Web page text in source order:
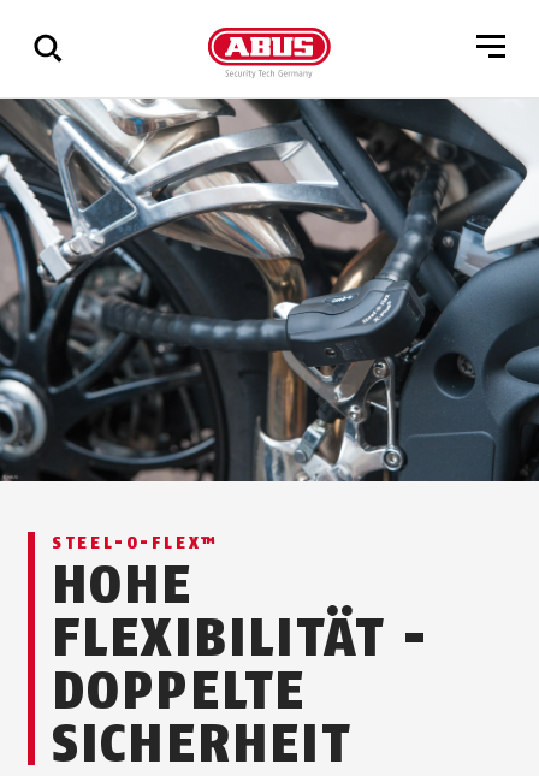
Zeige
alle
Ergebnisse
STEEL-O-FLEX™
HOHE
FLEXIBILITÄT -
DOPPELTE
SICHERHEIT